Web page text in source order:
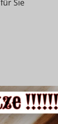
für Sie